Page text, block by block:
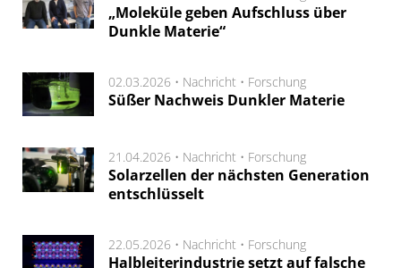
„Moleküle geben Aufschluss über
Dunkle Materie“
02.03.2026 • Nachricht • Forschung
Süßer Nachweis Dunkler Materie
21.04.2026 • Nachricht • Forschung
Solarzellen der nächsten Generation
entschlüsselt
22.05.2026 • Nachricht • Forschung
Halbleiterindustrie setzt auf falsche